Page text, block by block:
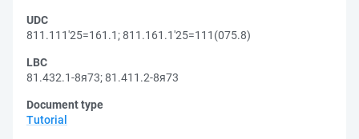
UDC
811.111'25=161.1 ;811.161.1'25=111(075.8)
LBC
81.432.1-8я73;81.411.2-8я73
Document type
Tutorial